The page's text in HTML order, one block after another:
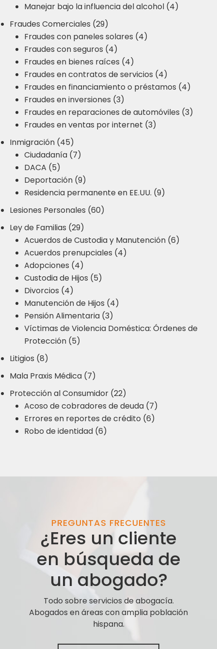
Manejar bajo la influencia del alcohol (4)
Fraudes Comerciales (29)
Fraudes con paneles solares (4)
Fraudes con seguros (4)
Fraudes en bienes raíces (4)
Fraudes en contratos de servicios (4)
Fraudes en financiamiento o préstamos (4)
Fraudes en inversiones (3)
Fraudes en reparaciones de automóviles (3)
Fraudes en ventas por internet (3)
Inmigración (45)
Ciudadanía (7)
DACA (5)
Deportación (9)
Residencia permanente en EE.UU. (9)
Lesiones Personales (60)
Ley de Familias (29)
Acuerdos de Custodia y Manutención (6)
Acuerdos prenupciales (4)
Adopciones (4)
Custodia de Hijos (5)
Divorcios (4)
Manutención de Hijos (4)
Pensión Alimentaria (3)
Víctimas de Violencia Doméstica: Órdenes de
Protección (5)
Litigios (8)
Mala Praxis Médica (7)
Protección al Consumidor (22)
Acoso de cobradores de deuda (7)
Errores en reportes de crédito (6)
Robo de identidad (6)
PREGUNTAS FRECUENTES
¿Eres un cliente
en búsqueda de
un abogado?
Todo sobre servicios de abogacía.
Abogados en áreas con amplia población
hispana.